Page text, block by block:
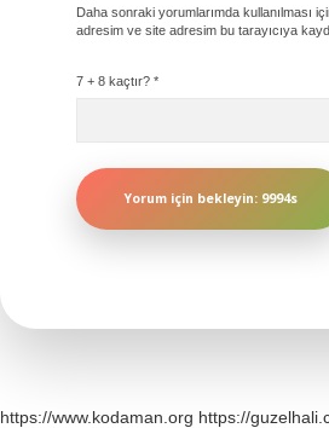
Daha sonraki yorumlarımda kullanılması
adresim ve site adresim bu tarayıcıya
7 + 8 kaçtır? *
https://www.kodaman.org https://